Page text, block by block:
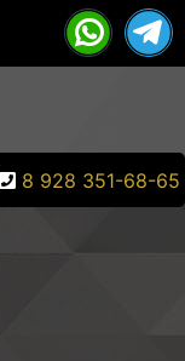
8 928 351-68-65